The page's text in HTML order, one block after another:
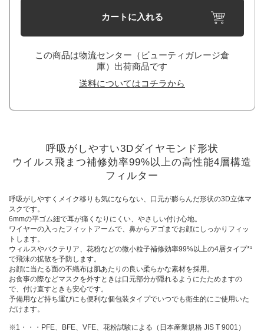
カートに入れる
この商品は物流センター（ビューティガレージ倉
庫）出荷商品です
送料についてはコチラから
呼吸がしやすい3Dダイヤモンド形状
ウイルス飛まつ補修効率99%以上の高性能4層構造
フィルター
呼吸がしやすくメイク移りも気にならない、口元が膨らんだ形状の3D立体マ
スクです。
6mmの平ゴム紐で耳が痛くなりにくい、やさしい付け心地。
ワイヤーの入ったフィットアームで、鼻からアゴまでお顔にしっかりフィッ
トします。
ウィルスやバクテリア、花粉などの微小粒子補修効率99%以上の4層タイプ*¹
で飛沫の拡散を予防します。
お顔に当たる面の不織布は肌あたりの良い柔らかな素材を採用。
お食事の際などマスクを外すときは口元部分が隠れるようにたためますの
で、付け直すときも安心です。
予備用など持ち運びにも便利な個包装タイプでいつでも衛生的にご使用いた
だけます。
※1・・・PFE、BFE、VFE、花粉試験による（日本産業規格 JIS T 9001）